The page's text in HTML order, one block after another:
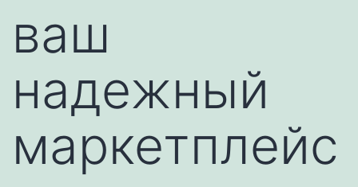
ваш
надежный
маркетплейс